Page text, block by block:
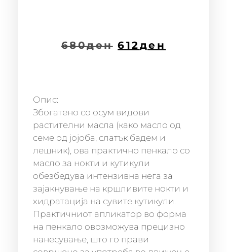
680ден 612ден
Опис:
Збогатено со осум видови
растителни масла (како масло од
семе од јојоба, слатък бадем и
лешник), ова практично пенкало со
масло за нокти и кутикули
обезбедува интензивна нега за
зајакнување на кршливите нокти и
хидратација на сувите кутикули.
Практичниот апликатор во форма
на пенкало овозможува прецизно
нанесување, што го прави